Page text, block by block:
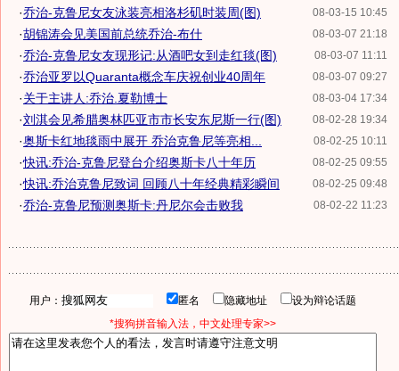
08-03-15 10:45
·乔治-克鲁尼女友泳装亮相洛杉矶时装周(图)
08-03-07 21:18
·胡锦涛会见美国前总统乔治-布什
08-03-07 11:11
·乔治-克鲁尼女友现形记:从酒吧女到走红毯(图)
08-03-07 09:27
·乔治亚罗以Quaranta概念车庆祝创业40周年
08-03-04 17:34
·关于主讲人:乔治.夏勒博士
08-02-28 19:34
·刘淇会见希腊奥林匹亚市市长安东尼斯一行(图)
08-02-25 10:11
·奥斯卡红地毯雨中展开 乔治克鲁尼等亮相...
08-02-25 09:55
·快讯:乔治-克鲁尼登台介绍奥斯卡八十年历
08-02-25 09:48
·快讯:乔治克鲁尼致词 回顾八十年经典精彩瞬间
08-02-22 11:23
·乔治-克鲁尼预测奥斯卡:丹尼尔会击败我
用户： 匿名 隐藏地址
设为辩论话题
*搜狗拼音输入法，中文处理专家>>